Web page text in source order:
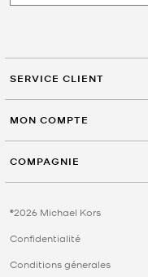
SERVICE CLIENT
MON COMPTE
COMPAGNIE
©2026 Michael Kors
Confidentialité
Conditions génerales